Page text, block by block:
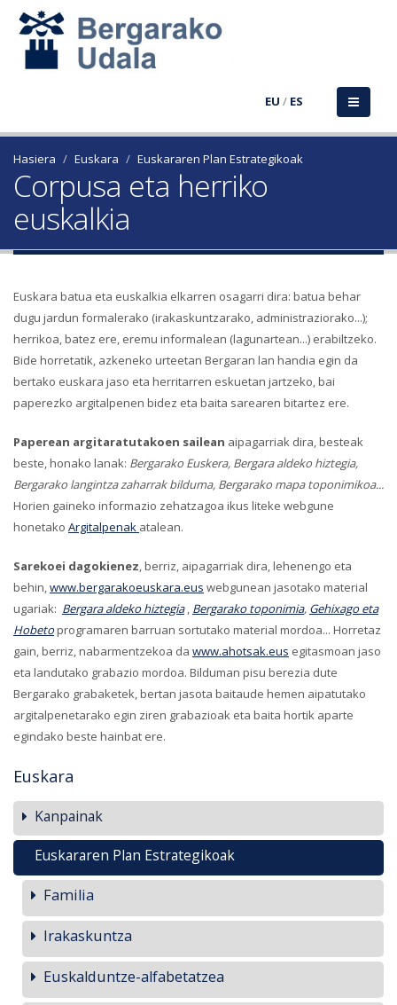
EU / ES
Hasiera Euskara Euskararen Plan Estrategikoak
Corpusa eta herriko
euskalkia
Euskara batua eta euskalkia elkarren osagarri dira: batua behar
dugu jardun formalerako (irakaskuntzarako, administraziorako...);
herrikoa, batez ere, eremu informalean (lagunartean...) erabiltzeko.
Bide horretatik, azkeneko urteetan Bergaran lan handia egin da
bertako euskara jaso eta herritarren eskuetan jartzeko, bai
paperezko argitalpenen bidez eta baita sarearen bitartez ere.
Paperean argitaratutakoen sailean aipagarriak dira, besteak
beste, honako lanak: Bergarako Euskera, Bergara aldeko hiztegia,
Bergarako langintza zaharrak bilduma, Bergarako mapa toponimikoa...
Horien gaineko informazio zehatzagoa ikus liteke webgune
honetako Argitalpenak atalean.
Sarekoei dagokienez, berriz, aipagarriak dira, lehenengo eta
behin,www.bergarakoeuskara.eus webgunean jasotako material
ugariak: Bergara aldeko hiztegia, Bergarako toponimia, Gehixago eta
Hobetoprogramaren barruan sortutako material mordoa... Horretaz
gain, berriz, nabarmentzekoa da www.ahotsak.eus egitasmoan jaso
eta landutako grabazio mordoa. Bilduman pisu berezia dute
Bergarako grabaketek, bertan jasota baitaude hemen aipatutako
argitalpenetarako egin ziren grabazioak eta baita hortik aparte
egindako beste hainbat ere.
Euskara
Kanpainak
Euskararen Plan Estrategikoak
Familia
Irakaskuntza
Euskalduntze-alfabetatzea